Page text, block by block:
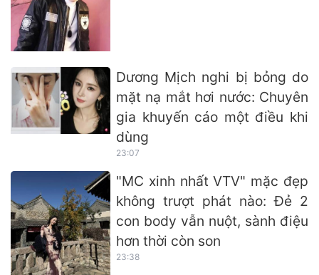
Dương Mịch nghi bị bỏng do
mặt nạ mắt hơi nước: Chuyên
gia khuyến cáo một điều khi
dùng
23:07
"MC xinh nhất VTV" mặc đẹp
không trượt phát nào: Đẻ 2
con body vẫn nuột, sành điệu
hơn thời còn son
23:38